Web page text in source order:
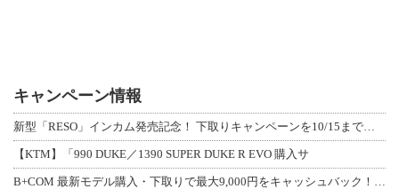
キャンペーン情報
新型「RESO」インカム発売記念！ 下取りキャンペーンを10/15まで延長して開
【KTM】「990 DUKE／1390 SUPER DUKE R EVO 購入サ
B+COM 最新モデル購入・下取りで最大9,000円をキャッシュバック！「B+F